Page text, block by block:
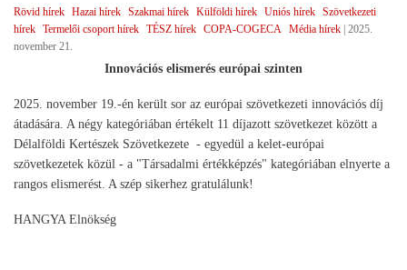
Rövid hírek Hazai hírek Szakmai hírek Külföldi hírek Uniós hírek Szövetkezeti
hírek Termelői csoport hírek TÉSZ hírek COPA-COGECA Média hírek 2025.
november 21.
Innovációs elismerés európai szinten
2025. november 19.-én került sor az európai szövetkezeti innovációs díj
átadására. A négy kategóriában értékelt 11 díjazott szövetkezet között a
Délalföldi Kertészek Szövetkezete - egyedül a kelet-európai
szövetkezetek közül - a "Társadalmi értékképzés" kategóriában elnyerte a
rangos elismerést. A szép sikerhez gratulálunk!
HANGYA Elnökség